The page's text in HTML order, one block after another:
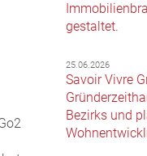
gestaltet.
25.06.2026
Savoir Vivre
Bezirks und